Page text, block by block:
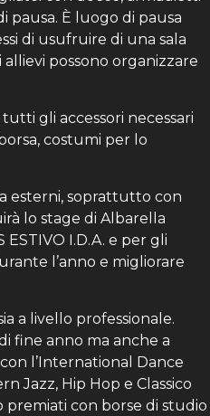
pausa. È luogo di pausa
di usufruire di una sala
possono organizzare
gli accessori necessari
costumi per lo
esterni, soprattutto con
lo stage di Albarella
I.D.A. e per gli
l’anno e migliorare
a livello professionale.
fine anno ma anche a
l’International Dance
Jazz, Hip Hop e Classico
con borse di studio